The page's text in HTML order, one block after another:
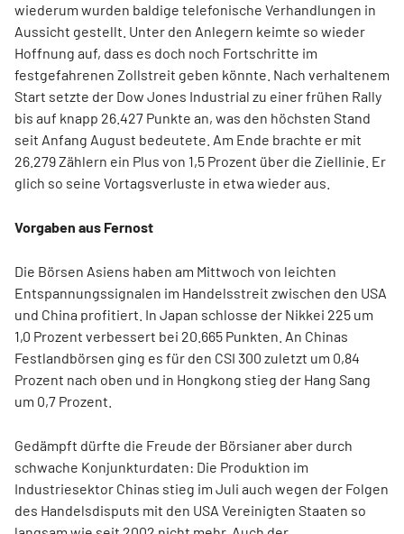
wiederum wurden baldige telefonische Verhandlungen in
Aussicht gestellt. Unter den Anlegern keimte so wieder
Hoffnung auf, dass es doch noch Fortschritte im
festgefahrenen Zollstreit geben könnte. Nach verhaltenem
Start setzte der Dow Jones Industrial zu einer frühen Rally
bis auf knapp 26.427 Punkte an, was den höchsten Stand
seit Anfang August bedeutete. Am Ende brachte er mit
26.279 Zählern ein Plus von 1,5 Prozent über die Ziellinie. Er
glich so seine Vortagsverluste in etwa wieder aus.
Vorgaben aus Fernost
Die Börsen Asiens haben am Mittwoch von leichten
Entspannungssignalen im Handelsstreit zwischen den USA
und China profitiert. In Japan schlosse der Nikkei 225 um
1,0 Prozent verbessert bei 20.665 Punkten. An Chinas
Festlandbörsen ging es für den CSI 300 zuletzt um 0,84
Prozent nach oben und in Hongkong stieg der Hang Sang
um 0,7 Prozent.
Gedämpft dürfte die Freude der Börsianer aber durch
schwache Konjunkturdaten: Die Produktion im
Industriesektor Chinas stieg im Juli auch wegen der Folgen
des Handelsdisputs mit den USA Vereinigten Staaten so